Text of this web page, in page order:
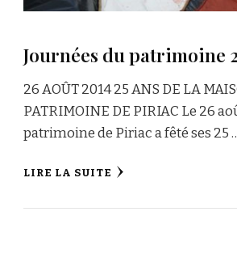
Journées du patrimoine
26 AOÛT 2014 25 ANS DE LA
PATRIMOINE DE PIRIAC Le 26
patrimoine de Piriac a fêté ses 25
LIRE LA SUITE